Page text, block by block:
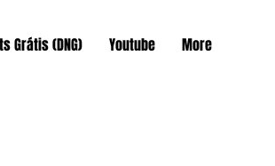
Grátis (DNG) Youtube More